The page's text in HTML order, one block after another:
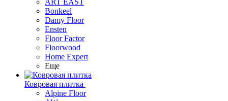
ART EAST
Bonkeel
Damy Floor
Ensten
Floor Factor
Floorwood
Home Expert
Еще
Ковровая плитка
Alpine Floor